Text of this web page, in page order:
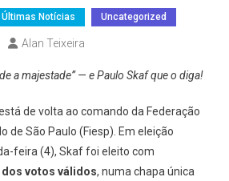
Últimas Notícias Uncategorized
Alan Teixeira
a majestade” — e Paulo Skaf que o diga!
de volta ao comando da Federação
de São Paulo (Fiesp). Em eleição
feira (4), Skaf foi eleito com
votos válidos, numa chapa única